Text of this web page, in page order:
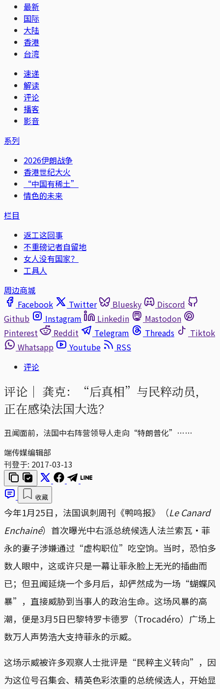
最新
国际
大陆
香港
台湾
速递
解读
评论
播客
影音
系列
2026伊朗战争
香港世纪大火
“中国有稀土”
情色的未来
栏目
返工这回事
不重磅记者自留地
女人没有国家？
工具人
周边商城
Facebook
Twitter Bluesky
Discord
Github
Instagram Linkedin
Mastodon
Pinterest
Reddit Telegram Threads
Tiktok
Whatsapp
Youtube
RSS
评论
评论｜ 龚克：“后真相”与民粹动员，
正在感染法国大选？
丑闻面前，法国中右阵营领导人走向“特朗普化”……
端传媒编辑部
刊登于: 2017-03-13
收藏
今年1月25日，法国讽刺周刊《鸭鸣报》（Le Canard
Enchainé）首次曝光中右派总统候选人法兰索瓦·菲
永的妻子涉嫌通过“虚构职位”吃空饷。当时，恐怕多
数人眼中，这或许只是一幕让菲永脸上无光的插曲而
已；但丑闻延烧一个多月后，却俨然成为一场“蝴蝶风
暴”，直接威胁到当事人的政治生命。这场风暴的高
潮，便是3月5日巴黎特罗卡德罗（Trocadéro）广场上
数万人声势浩大支持菲永的示威。
这场示威被许多观察人士批评是“民粹主义转向”，因
为这位号召集会、精英色彩浓重的总统候选人，开始显